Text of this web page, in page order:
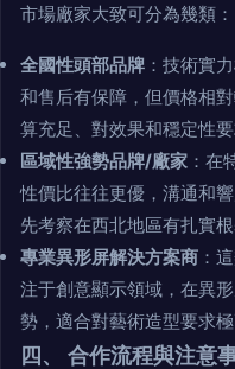
市場廠家大致可分為幾類：
全國性頭部品牌 ：技術實
和售后有保障，但價格相
算充足、對效果和穩定性要
區域性強勢品牌/廠家 ：在
性價比往往更優，溝通和
先考察在西北地區有扎實
專業異形屏解決方案商 ：
注于創意顯示領域，在異
勢，適合對藝術造型要求極
四、 合作流程與注意